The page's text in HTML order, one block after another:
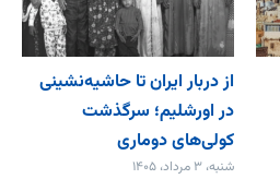
از دربار ایران تا حاشیه‌نشینی
در اورشلیم؛ سرگذشت
کولی‌های دوماری
شنبه، ۳ مرداد، ۱۴۰۵